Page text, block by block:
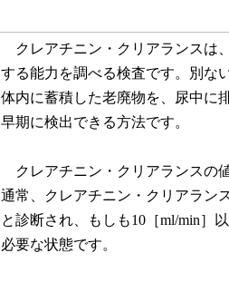
クレアチニン・クリアランスは
する能力を調べる検査です。別な
体内に蓄積した老廃物を、尿中に
早期に検出できる方法です。
クレアチニン・クリアランスの
通常、クレアチニン・クリアラン
と診断され、もしも10［ml/min］
必要な状態です。